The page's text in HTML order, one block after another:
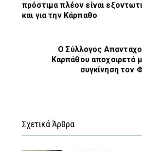
πρόστιμα πλέον είναι
και για την Κάρπαθο
Ο Σύλλογος
Καρπάθου αποχαιρετά
συγκίνηση τον
Σχετικά Άρθρα